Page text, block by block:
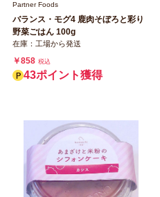
Partner Foods
バランス・モグ4 鹿肉そぼろと彩り
野菜ごはん 100g
在庫：工場から発送
￥858 税込
43ポイント獲得